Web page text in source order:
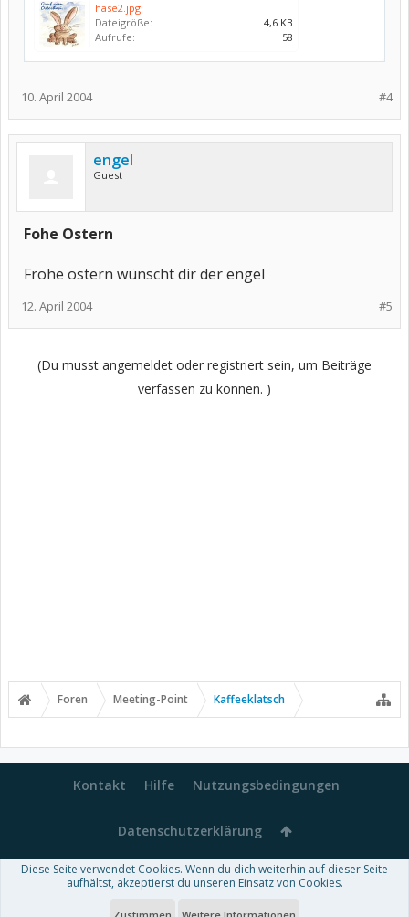
hase2.jpg
Dateigröße:
4,6 KB
Aufrufe:
58
#4
10. April 2004
engel
Guest
Fohe Ostern
Frohe ostern wünscht dir der engel
#5
12. April 2004
(Du musst angemeldet oder registriert sein, um Beiträge
verfassen zu können. )
Foren Meeting-Point Kaffeeklatsch
Kontakt Hilfe Nutzungsbedingungen
Datenschutzerklärung
Forum software by XenForo™-Deutsch von xenDach
Theme designed byThemeHouse
Diese Seite verwendet Cookies. Wenn du dich weiterhin auf dieser Seite
aufhältst, akzeptierst du unseren Einsatz von Cookies.